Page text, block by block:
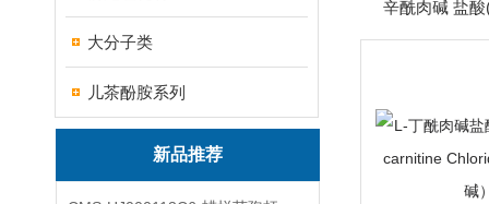
大分子类
儿茶酚胺系列
新品推荐
辛酰肉碱 盐
carnitine